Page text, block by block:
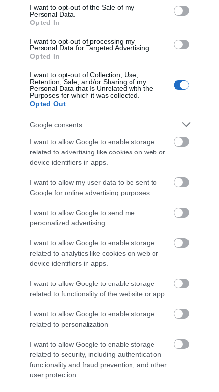
consent section.
I want to opt-out of the Sale of my
Personal Data.
Opted In
I want to opt-out of processing my
Personal Data for Targeted Advertising.
Opted In
I want to opt-out of Collection, Use,
Retention, Sale, and/or Sharing of my
Personal Data that Is Unrelated with the
Purposes for which it was collected.
Opted Out
Google consents
I want to allow Google to enable storage
related to advertising like cookies on web or
device identifiers in apps.
I want to allow my user data to be sent to
Google for online advertising purposes.
I want to allow Google to send me
personalized advertising.
I want to allow Google to enable storage
related to analytics like cookies on web or
device identifiers in apps.
I want to allow Google to enable storage
related to functionality of the website or app.
I want to allow Google to enable storage
related to personalization.
I want to allow Google to enable storage
related to security, including authentication
functionality and fraud prevention, and other
user protection.
Γεύσεις που δεν τις βρίσκεις αλλού
Η κουζίνα των Κυθήρων είναι κάτι ανάμεσα σε Ιόνιο και
Αιγαίο — όπως ακριβώς και το νησί. Ντόπιο ελαιόλαδο,
φρέσκα ψάρια, παραδοσιακές πίτες, μέλι θυμαρίσιο που
θυμίζει βουνό. Στον Αβλέμονα, το πιο γραφικό
παραθαλάσσιο χωριουδάκι του νησιού με αρχιτεκτονική
που παραπέμπει στις Κυκλάδες, στο γραφικό Καψάλι,
δίπλα στη θάλασσα είναι εμπειρία από μόνη της.
Για όσους δεν κάθονται